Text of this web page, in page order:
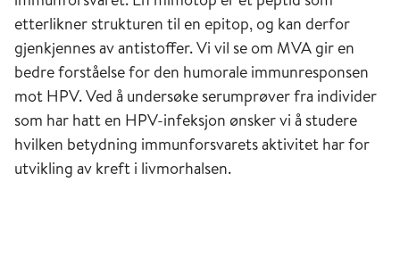
etterlikner strukturen til en epitop, og kan derfor
gjenkjennes av antistoffer. Vi vil se om MVA gir en
bedre forståelse for den humorale immunresponsen
mot HPV. Ved å undersøke serumprøver fra individer
som har hatt en HPV-infeksjon ønsker vi å studere
hvilken betydning immunforsvarets aktivitet har for
utvikling av kreft i livmorhalsen.